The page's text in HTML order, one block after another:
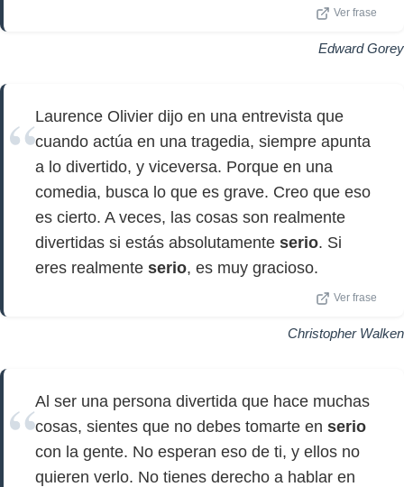
Ver frase
Edward Gorey
Laurence Olivier dijo en una entrevista que
cuando actúa en una tragedia, siempre apunta
a lo divertido, y viceversa. Porque en una
comedia, busca lo que es grave. Creo que eso
es cierto. A veces, las cosas son realmente
divertidas si estás absolutamente serio. Si
eres realmente serio, es muy gracioso.
Ver frase
Christopher Walken
Al ser una persona divertida que hace muchas
cosas, sientes que no debes tomarte en serio
con la gente. No esperan eso de ti, y ellos no
quieren verlo. No tienes derecho a hablar en